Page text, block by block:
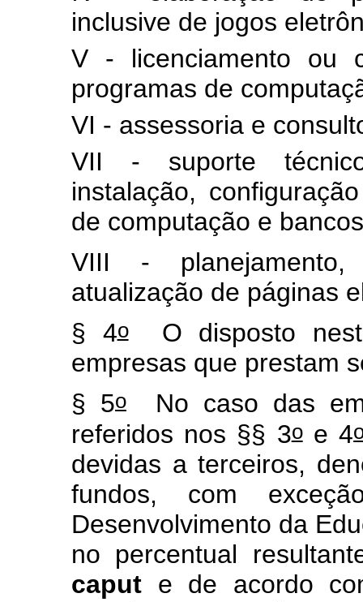
inclusive de jogos
V - licenciamento ou
programas de
VI - assessoria e
VII - suporte
instalação,
de computação e
VIII - planejamento,
atualização de páginas
§ 4oO disposto
empresas que prestam
§ 5o No caso das
referidos nos §§ 3oe 4
devidas a terceiros,
fundos, com
Desenvolvimento da
no percentual
caput e de acordo